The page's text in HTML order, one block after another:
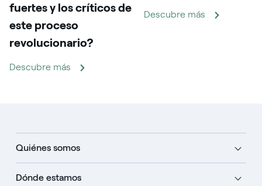
fuertes y los críticos de
este proceso
revolucionario?
Descubre más
Descubre más
Quiénes somos
Dónde estamos